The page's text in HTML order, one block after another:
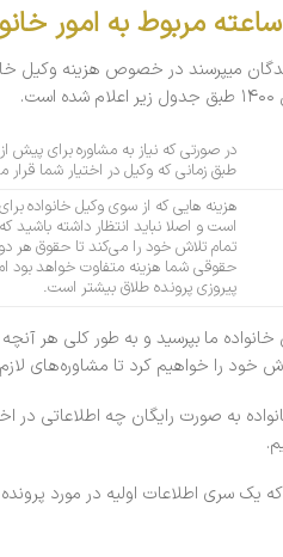
میپرسند در خصوص هزینه وکیل
در صورتی که نیاز به مشاوره برای پیش
طبق زمانی که وکیل در اختیار شما
هزینه هایی که از سوی وکیل خانواده
است و اصلا نباید انتظار داشته باشید
تمام تلاش خود را می‌کند تا حقوق هر
پیروزی پرونده طلاق بیشتر است.
خانواده ما بپرسید و به طور کلی
خود را خواهیم کرد تا مشاوره‌های
به صورت رایگان چه اطلاعاتی در
سری اطلاعات اولیه در مورد پرونده